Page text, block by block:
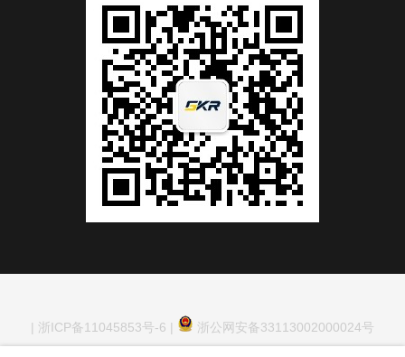
| 浙ICP备11045853号-6 | 浙公网安备33113002000024号